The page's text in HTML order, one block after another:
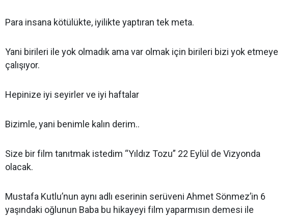
Para insana kötülükte, iyilikte yaptıran tek meta.
Yani birileri ile yok olmadık ama var olmak için birileri bizi yok etmeye
çalışıyor.
Hepinize iyi seyirler ve iyi haftalar
Bizimle, yani benimle kalın derim..
Size bir film tanıtmak istedim “Yıldız Tozu” 22 Eylül de Vizyonda
olacak.
Mustafa Kutlu’nun aynı adlı eserinin serüveni Ahmet Sönmez’in 6
yaşındaki oğlunun Baba bu hikayeyi film yaparmısın demesi ile